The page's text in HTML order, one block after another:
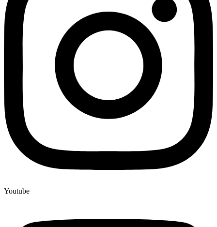
Youtube